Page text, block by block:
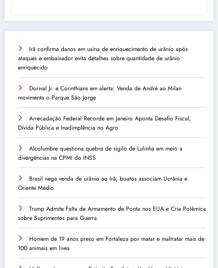
Irã confirma danos em usina de enriquecimento de urânio após
ataques e embaixador evita detalhes sobre quantidade de urânio
enriquecido
Dorival Jr. e Corinthians em alerta: Venda de André ao Milan
movimenta o Parque São Jorge
Arrecadação Federal Recorde em Janeiro Aponta Desafio Fiscal,
Dívida Pública e Inadimplência no Agro
Alcolumbre questiona quebra de sigilo de Lulinha em meio a
divergências na CPMI do INSS
Brasil nega venda de urânio ao Irã; boatos associam Ucrânia e
Oriente Médio
Trump Admite Falta de Armamento de Ponta nos EUA e Cria Polêmica
sobre Suprimentos para Guerra
Homem de 19 anos preso em Fortaleza por matar e maltratar mais de
100 animais em lives